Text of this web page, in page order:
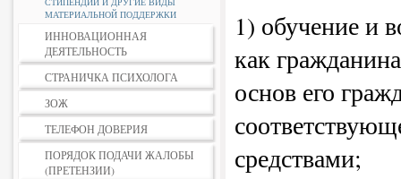
МАТЕРИАЛЬНОЙ ПОДДЕРЖКИ
ИННОВАЦИОННАЯ
ДЕЯТЕЛЬНОСТЬ
СТРАНИЧКА ПСИХОЛОГА
ЗОЖ
ТЕЛЕФОН ДОВЕРИЯ
ПОРЯДОК ПОДАЧИ ЖАЛОБЫ
(ПРЕТЕНЗИИ)
1) обучение и
как
основ его
средствами;